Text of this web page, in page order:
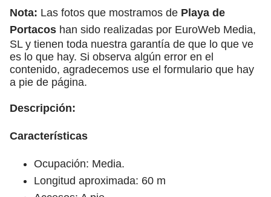
Nota: Las fotos que mostramos de Playa de
Portacos han sido realizadas por EuroWeb Media,
SL y tienen toda nuestra garantía de que lo que ve
es lo que hay. Si observa algún error en el
contenido, agradecemos use el formulario que hay
a pie de página.
Descripción:
Características
Ocupación: Media.
Longitud aproximada: 60 m